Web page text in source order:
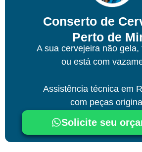
Conserto de
Perto de
A sua cervejeira não gela,
ou está com
Assistência técnica em
com peças
Solicite seu